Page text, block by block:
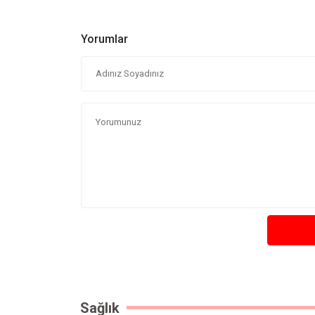
Yorumlar
Sağlık